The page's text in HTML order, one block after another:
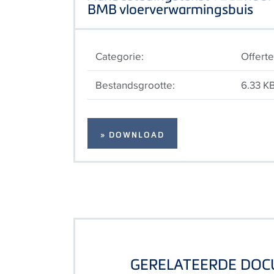
BMB vloerverwarmingsbuis
Categorie:
Bestandsgrootte:
6.33
» DOWNLOAD
GERELATEERDE